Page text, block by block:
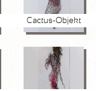
Cactus-Objekt